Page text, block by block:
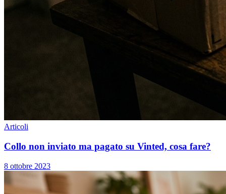
Articoli
Collo non inviato ma pagato su Vinted, cosa fare?
8 ottobre 2023